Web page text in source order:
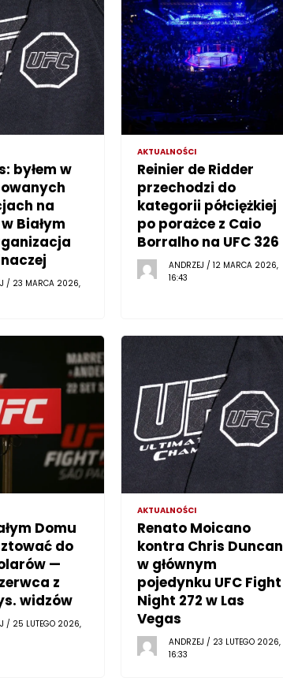
byłem w
na
Białym
/ 23 MARCA 2026,
AKTUALNOŚCI
Reinier de Ridder
przechodzi do
kategorii półciężkiej
po porażce z Caio
Borralho na UFC 326
ANDRZEJ / 12 MARCA 2026,
16:43
Domu
do
—
z
widzów
/ 25 LUTEGO 2026,
AKTUALNOŚCI
Renato Moicano
kontra Chris Duncan
w głównym
pojedynku UFC Fight
Night 272 w Las
Vegas
ANDRZEJ / 23 LUTEGO 2026,
16:33